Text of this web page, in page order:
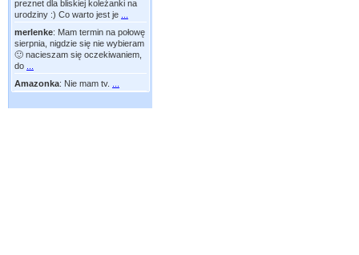
preznet dla bliskiej koleżanki na
urodziny :) Co warto jest je
merlenke: Mam termin na połowę
sierpnia, nigdzie się nie wybieram
🙂 nacieszam się oczekiwaniem,
do
Amazonka: Nie mam tv.